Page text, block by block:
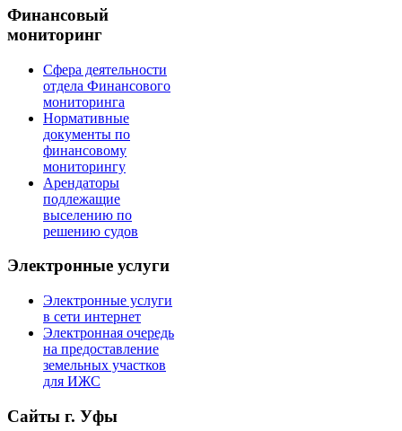
Финансовый
мониторинг
Сфера деятельности
отдела Финансового
мониторинга
Нормативные
документы по
финансовому
мониторингу
Арендаторы
подлежащие
выселению по
решению судов
Электронные услуги
Электронные услуги
в сети интернет
Электронная очередь
на предоставление
земельных участков
для ИЖС
Сайты г. Уфы